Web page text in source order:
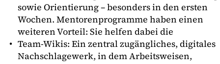
sowie Orientierung – besonders in den ersten
Wochen. Mentorenprogramme haben einen
weiteren Vorteil: Sie helfen dabei die
Team-Wikis: Ein zentral zugängliches, digitales
Nachschlagewerk, in dem Arbeitsweisen,